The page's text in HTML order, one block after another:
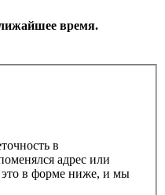
время.
в
адрес или
это в форме ниже, и мы